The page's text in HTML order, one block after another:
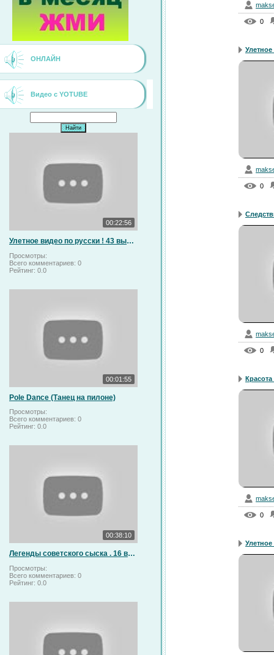
ОНЛАЙН
Видео с YOTUBE
00:22:56
Улетное видео по русски ! 43 выпуск 2 сезон (HD) Зажало в тестомесильной машине
Просмотры:
Всего комментариев: 0
Рейтинг: 0.0
00:01:55
Pole Dance (Танец на пилоне)
Просмотры:
Всего комментариев: 0
Рейтинг: 0.0
00:38:10
Легенды советского сыска . 16 выпуск . Охота на призрака. ( HD )
Просмотры:
Всего комментариев: 0
Рейтинг: 0.0
0
0
0
0